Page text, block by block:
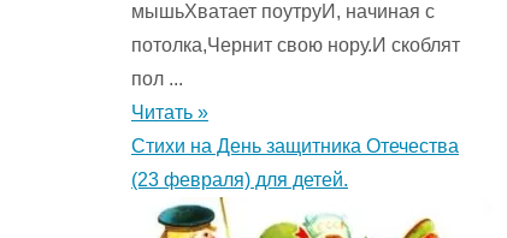
мышьХватает поутруИ, начиная с
потолка,Чернит свою нору.И скоблят
пол ...
Читать »
Стихи на День защитника Отечества
(23 февраля) для детей.